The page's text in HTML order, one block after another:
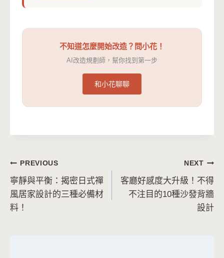
不知道怎麼開始改造？問小花！
AI改造規劃師，幫你找到第一步
和小花聊聊
文
章
導
PREVIOUS
寧靜與平衡：揭密日式禪
風居家設計的三種必備材
料！
NEXT
客廳好感度大升級！不得
不注目的10種沙發背牆
設計